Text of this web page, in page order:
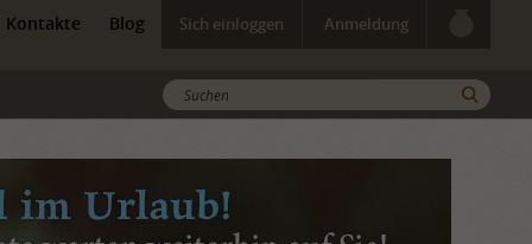
Kontakte Blog Sich einloggen Anmeldung